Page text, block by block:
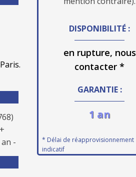
-
DISPONIBILITÉ :
en rupture, nous
contacter *
GARANTIE :
1 an
* Délai de réapprovisionnement
indicatif